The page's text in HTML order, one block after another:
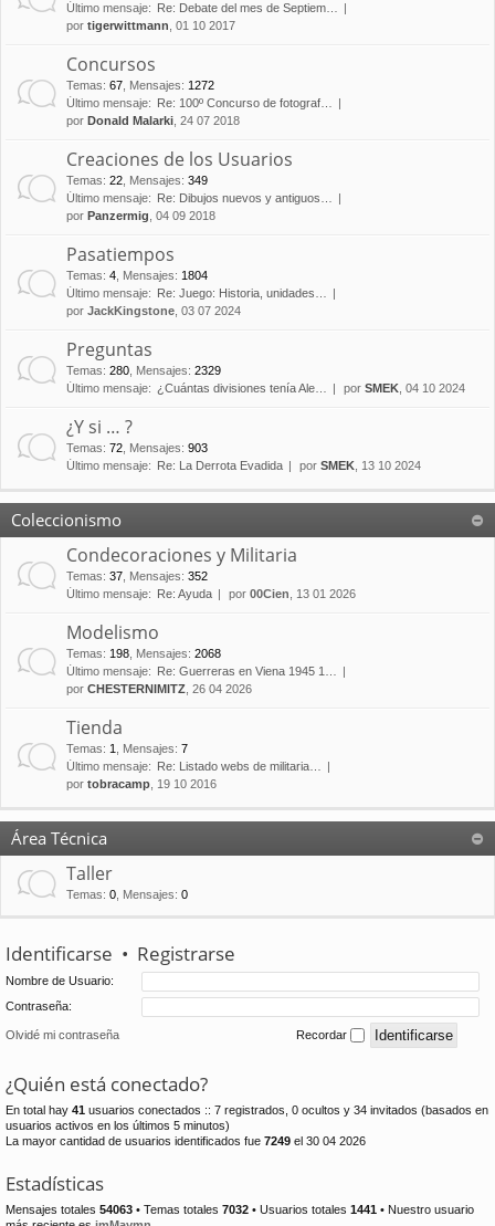
Último mensaje:
Re: Debate del mes de Septiem…
por tigerwittmann , 01 10 2017
Concursos
Temas: 67 Mensajes: 1272
Último mensaje:
Re: 100º Concurso de fotograf…
por Donald Malarki , 24 07 2018
Creaciones de los Usuarios
Temas: 22 Mensajes: 349
Último mensaje:
Re: Dibujos nuevos y antiguos…
por Panzermig , 04 09 2018
Pasatiempos
Temas: 4 Mensajes: 1804
Último mensaje:
Re: Juego: Historia, unidades…
por JackKingstone , 03 07 2024
Preguntas
Temas: 280 Mensajes: 2329
Último mensaje: ¿Cuántas divisiones tenía Ale… por SMEK , 04 10 2024
¿Y si … ?
Temas: 72 Mensajes: 903
Último mensaje:
Re: La Derrota Evadida por SMEK , 13 10 2024
Coleccionismo
Condecoraciones y Militaria
Temas: 37 Mensajes: 352
Último mensaje:
Re: Ayuda por 00Cien , 13 01 2026
Modelismo
Temas: 198 Mensajes: 2068
Último mensaje:
Re: Guerreras en Viena 1945 1…
por CHESTERNIMITZ , 26 04 2026
Tienda
Temas: 1 Mensajes: 7
Último mensaje:
Re: Listado webs de militaria…
por tobracamp , 19 10 2016
Área Técnica
Taller
Temas: 0 Mensajes: 0
Identificarse • Registrarse
Nombre de Usuario:
Contraseña:
Olvidé mi contraseña Recordar
¿Quién está conectado?
En total hay 41 usuarios conectados :: 7 registrados, 0 ocultos y 34 invitados (basados en
usuarios activos en los últimos 5 minutos)
La mayor cantidad de usuarios identificados fue 7249 el 30 04 2026
Estadísticas
Mensajes totales 54063 • Temas totales 7032 • Usuarios totales 1441 • Nuestro usuario